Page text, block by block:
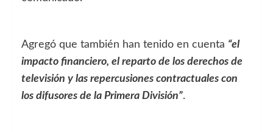
Agregó que también han tenido en cuenta “el
impacto financiero, el reparto de los derechos de
televisión y las repercusiones contractuales con
los difusores de la Primera División”.